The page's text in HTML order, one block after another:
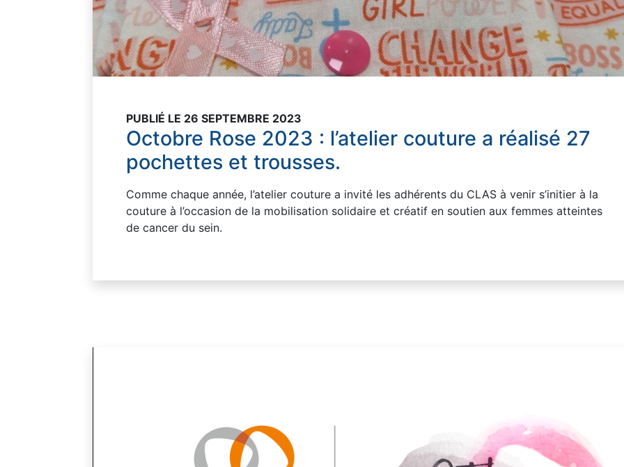
PUBLIÉ LE 26 SEPTEMBRE 2023
Octobre Rose 2023 : l’atelier couture a réalisé 27
pochettes et trousses.
Comme chaque année, l’atelier couture a invité les adhérents du CLAS à venir s’initier à la
couture à l’occasion de la mobilisation solidaire et créatif en soutien aux femmes atteintes
de cancer du sein.